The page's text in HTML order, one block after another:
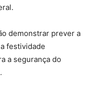
demonstrar prever a
festividade
a segurança do